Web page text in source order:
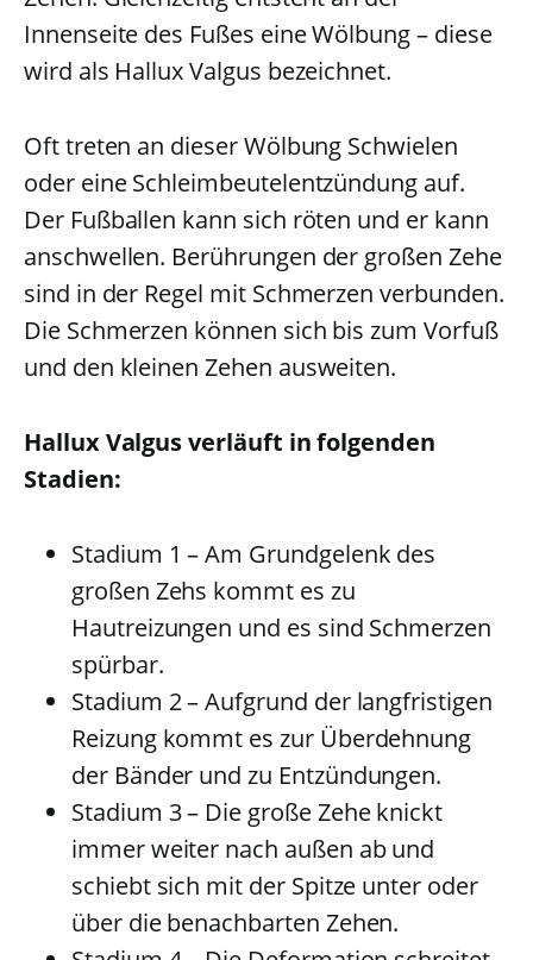
Innenseite des Fußes eine Wölbung – diese
wird als Hallux Valgus bezeichnet.
Oft treten an dieser Wölbung Schwielen
oder eine Schleimbeutelentzündung auf.
Der Fußballen kann sich röten und er kann
anschwellen. Berührungen der großen Zehe
sind in der Regel mit Schmerzen verbunden.
Die Schmerzen können sich bis zum Vorfuß
und den kleinen Zehen ausweiten.
Hallux Valgus verläuft in folgenden
Stadien:
Stadium 1 – Am Grundgelenk des
großen Zehs kommt es zu
Hautreizungen und es sind Schmerzen
spürbar.
Stadium 2 – Aufgrund der langfristigen
Reizung kommt es zur Überdehnung
der Bänder und zu Entzündungen.
Stadium 3 – Die große Zehe knickt
immer weiter nach außen ab und
schiebt sich mit der Spitze unter oder
über die benachbarten Zehen.